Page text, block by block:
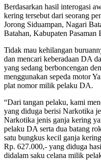
Berdasarkan hasil interogasi
kering tersebut dari seorang
Jorong Siduampan, Nagari
Batahan, Kabupaten Pasaman
Tidak mau kehilangan
dan mencari keberadaan DA
yang sedang berboncengan
menggunakan sepeda motor
plat nomor milik pelaku DA.
“Dari tangan pelaku, kami
yang diduga berisi Narkotika
Narkotika jenis ganja kering
pelaku DA serta dua batang
satu bungkus kecil ganja
Rp. 627.000,- yang diduga
didalam saku celana milik